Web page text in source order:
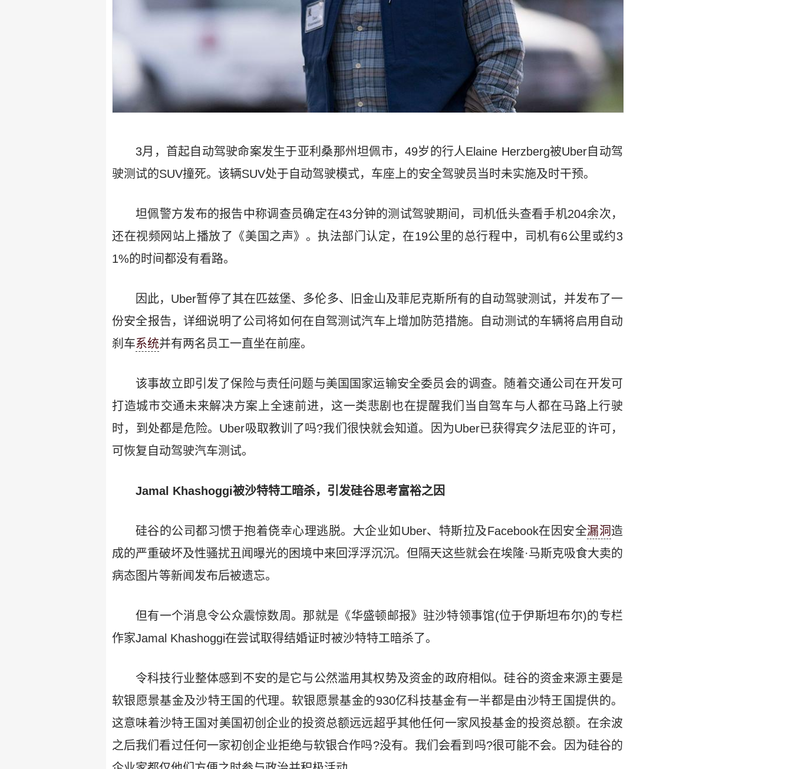
3月，首起自动驾驶命案发生于亚利桑那州坦佩市，49岁的行人Elaine Herzberg被Uber自动驾
驶测试的SUV撞死。该辆SUV处于自动驾驶模式，车座上的安全驾驶员当时未实施及时干预。
坦佩警方发布的报告中称调查员确定在43分钟的测试驾驶期间，司机低头查看手机204余次，
还在视频网站上播放了《美国之声》。执法部门认定，在19公里的总行程中，司机有6公里或约3
1%的时间都没有看路。
因此，Uber暂停了其在匹兹堡、多伦多、旧金山及菲尼克斯所有的自动驾驶测试，并发布了一
份安全报告，详细说明了公司将如何在自驾测试汽车上增加防范措施。自动测试的车辆将启用自动
刹车系统并有两名员工一直坐在前座。
该事故立即引发了保险与责任问题与美国国家运输安全委员会的调查。随着交通公司在开发可
打造城市交通未来解决方案上全速前进，这一类悲剧也在提醒我们当自驾车与人都在马路上行驶
时，到处都是危险。Uber吸取教训了吗?我们很快就会知道。因为Uber已获得宾夕法尼亚的许可，
可恢复自动驾驶汽车测试。
Jamal Khashoggi被沙特特工暗杀，引发硅谷思考富裕之因
硅谷的公司都习惯于抱着侥幸心理逃脱。大企业如Uber、特斯拉及Facebook在因安全漏洞 造
成的严重破坏及性骚扰丑闻曝光的困境中来回浮浮沉沉。但隔天这些就会在埃隆·马斯克吸食大卖的
病态图片等新闻发布后被遗忘。
但有一个消息令公众震惊数周。那就是《华盛顿邮报》驻沙特领事馆(位于伊斯坦布尔)的专栏
作家Jamal Khashoggi在尝试取得结婚证时被沙特特工暗杀了。
令科技行业整体感到不安的是它与公然滥用其权势及资金的政府相似。硅谷的资金来源主要是
软银愿景基金及沙特王国的代理。软银愿景基金的930亿科技基金有一半都是由沙特王国提供的。
这意味着沙特王国对美国初创企业的投资总额远远超乎其他任何一家风投基金的投资总额。在余波
之后我们看过任何一家初创企业拒绝与软银合作吗?没有。我们会看到吗?很可能不会。因为硅谷的